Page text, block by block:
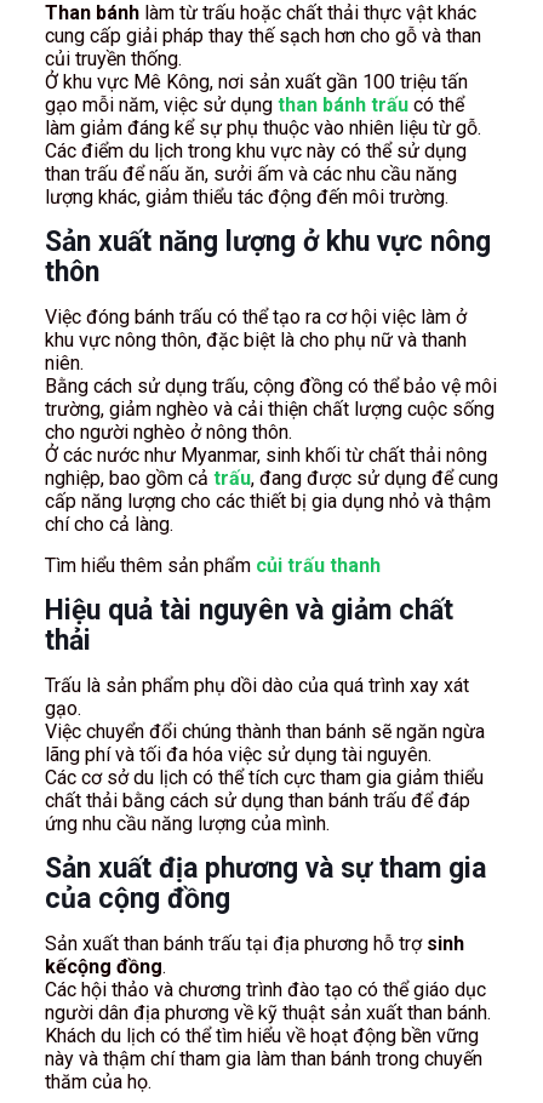
Than bánhlàm từ trấu hoặc chất thải thực vật khác
cung cấp giải pháp thay thế sạch hơn cho gỗ và than
củi truyền thống.
Ở khu vực Mê Kông, nơi sản xuất gần 100 triệu tấn
gạo mỗi năm, việc sử dụng than bánh trấucó thể
làm giảm đáng kể sự phụ thuộc vào nhiên liệu từ gỗ.
Các điểm du lịch trong khu vực này có thể sử dụng
than trấu để nấu ăn, sưởi ấm và các nhu cầu năng
lượng khác, giảm thiểu tác động đến môi trường.
Sản xuất năng lượng ở khu vực nông
thôn
Việc đóng bánh trấu có thể tạo ra cơ hội việc làm ở
khu vực nông thôn, đặc biệt là cho phụ nữ và thanh
niên.
Bằng cách sử dụng trấu, cộng đồng có thể bảo vệ môi
trường, giảm nghèo và cải thiện chất lượng cuộc sống
cho người nghèo ở nông thôn.
Ở các nước như Myanmar, sinh khối từ chất thải nông
nghiệp, bao gồm cả trấu, đang được sử dụng để cung
cấp năng lượng cho các thiết bị gia dụng nhỏ và thậm
chí cho cả làng.
Tìm hiểu thêm sản phẩm củi trấu thanh
Hiệu quả tài nguyên và giảm chất
thải
Trấu là sản phẩm phụ dồi dào của quá trình xay xát
gạo.
Việc chuyển đổi chúng thành than bánh sẽ ngăn ngừa
lãng phí và tối đa hóa việc sử dụng tài nguyên.
Các cơ sở du lịch có thể tích cực tham gia giảm thiểu
chất thải bằng cách sử dụng than bánh trấu để đáp
ứng nhu cầu năng lượng của mình.
Sản xuất địa phương và sự tham gia
của cộng đồng
Sản xuất than bánh trấu tại địa phương hỗ trợ sinh
kếcộng đồng.
Các hội thảo và chương trình đào tạo có thể giáo dục
người dân địa phương về kỹ thuật sản xuất than bánh.
Khách du lịch có thể tìm hiểu về hoạt động bền vững
này và thậm chí tham gia làm than bánh trong chuyến
thăm của họ.